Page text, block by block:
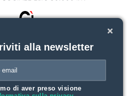
alla newsletter
di aver preso visione